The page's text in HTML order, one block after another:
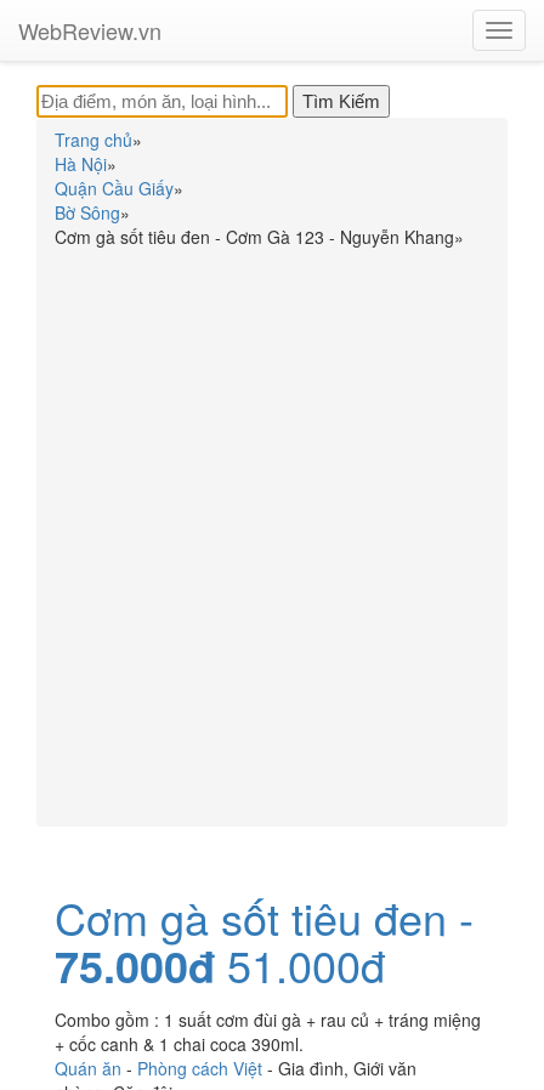
WebReview.vn
Trang chủ»
Hà Nội»
Quận Cầu Giấy»
Bờ Sông»
Cơm gà sốt tiêu đen - Cơm Gà 123 - Nguyễn Khang»
Cơm gà sốt tiêu đen -
75.000đ 51.000đ
Combo gồm : 1 suất cơm đùi gà + rau củ + tráng miệng
+ cốc canh & 1 chai coca 390ml.
Quán ăn - Phòng cách Việt - Gia đình, Giới văn